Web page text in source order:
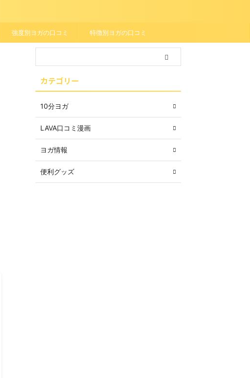
強度別ヨガの口コミ 特徴別ヨガの口コミ
カテゴリー
10分ヨガ
LAVA口コミ漫画
ヨガ情報
便利グッズ